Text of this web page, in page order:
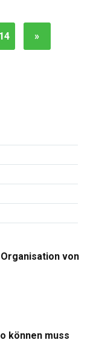
»
von
können muss